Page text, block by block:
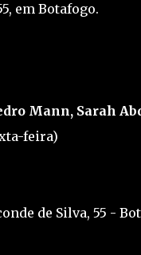
em Botafogo.
Mann, Sarah
feira)
de Silva, 55 -